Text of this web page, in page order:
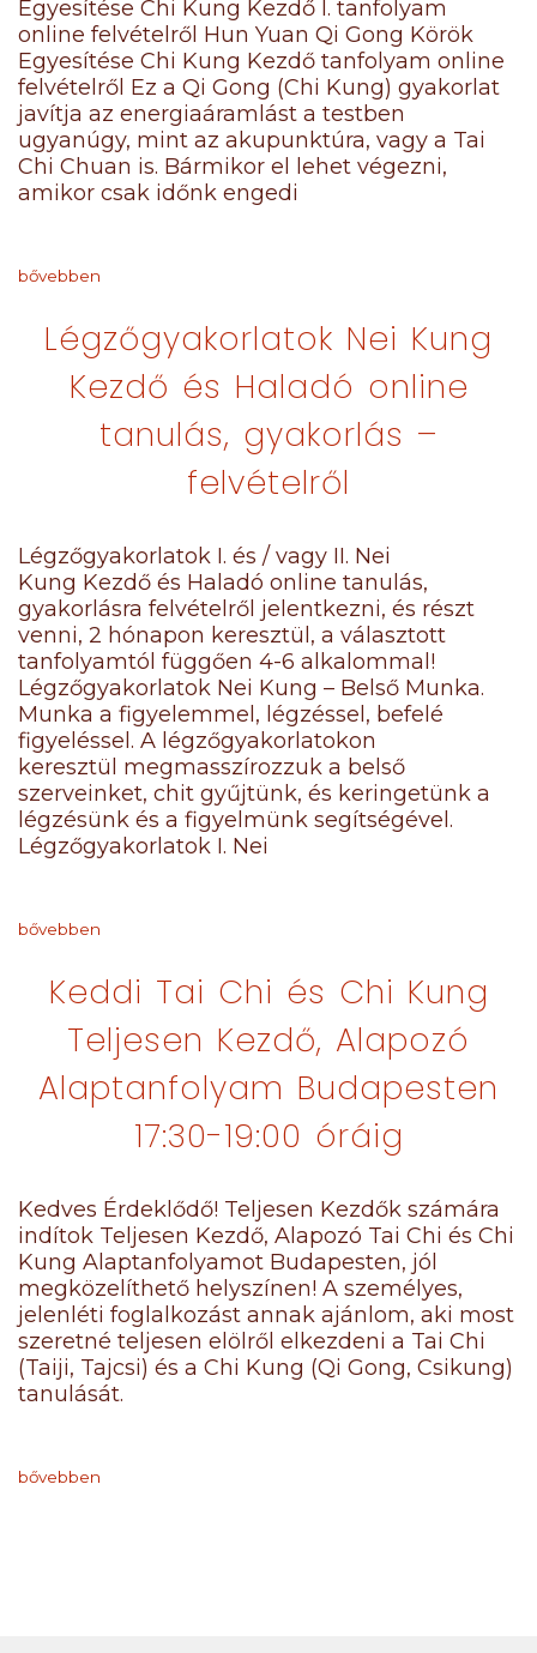
Egyesítése Chi Kung Kezdő I. tanfolyam
online felvételről Hun Yuan Qi Gong Körök
Egyesítése Chi Kung Kezdő tanfolyam online
felvételről Ez a Qi Gong (Chi Kung) gyakorlat
javítja az energiaáramlást a testben
ugyanúgy, mint az akupunktúra, vagy a Tai
Chi Chuan is. Bármikor el lehet végezni,
amikor csak időnk engedi
bővebben
Légzőgyakorlatok Nei Kung
Kezdő és Haladó online
tanulás, gyakorlás –
felvételről
Légzőgyakorlatok I. és / vagy II. Nei
Kung Kezdő és Haladó online tanulás,
gyakorlásra felvételről jelentkezni, és részt
venni, 2 hónapon keresztül, a választott
tanfolyamtól függően 4-6 alkalommal!
Légzőgyakorlatok Nei Kung – Belső Munka.
Munka a figyelemmel, légzéssel, befelé
figyeléssel. A légzőgyakorlatokon
keresztül megmasszírozzuk a belső
szerveinket, chit gyűjtünk, és keringetünk a
légzésünk és a figyelmünk segítségével.
Légzőgyakorlatok I. Nei
bővebben
Keddi Tai Chi és Chi Kung
Teljesen Kezdő, Alapozó
Alaptanfolyam Budapesten
17:30-19:00 óráig
Kedves Érdeklődő! Teljesen Kezdők számára
indítok Teljesen Kezdő, Alapozó Tai Chi és Chi
Kung Alaptanfolyamot Budapesten, jól
megközelíthető helyszínen! A személyes,
jelenléti foglalkozást annak ajánlom, aki most
szeretné teljesen elölről elkezdeni a Tai Chi
(Taiji, Tajcsi) és a Chi Kung (Qi Gong, Csikung)
tanulását.
bővebben